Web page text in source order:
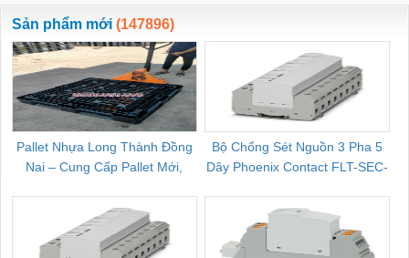
ewara
CHUA CHAY
Sản phẩm mới (147896)
Pallet Nhựa Long Thành Đồng
Nai – Cung Cấp Pallet Mới,
Bộ Chống Sét Nguồn 3 Pha 5
Dây Phoenix Contact FLT-SEC-